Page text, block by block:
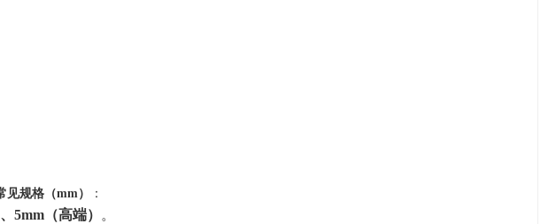
见规格（mm） ：
5mm（高端）
。